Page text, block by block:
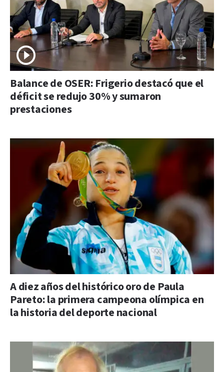
Balance de OSER: Frigerio destacó que el
déficit se redujo 30% y sumaron
prestaciones
A diez años del histórico oro de Paula
Pareto: la primera campeona olímpica en
la historia del deporte nacional